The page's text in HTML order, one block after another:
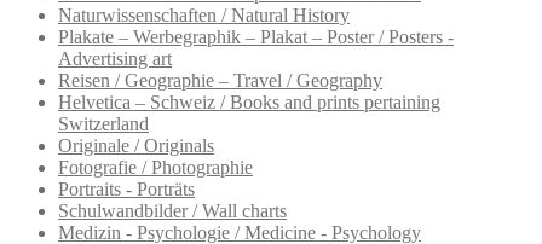
Naturwissenschaften / Natural History
Plakate – Werbegraphik – Plakat – Poster / Posters -
Advertising art
Reisen / Geographie – Travel / Geography
Helvetica – Schweiz / Books and prints pertaining
Switzerland
Originale / Originals
Fotografie / Photographie
Portraits - Porträts
Schulwandbilder / Wall charts
Medizin - Psychologie / Medicine - Psychology